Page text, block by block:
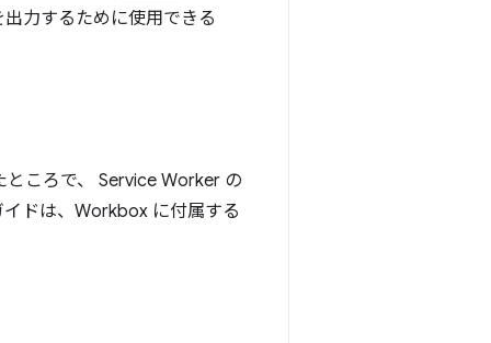
力するために使用できる
ころで、 Service Worker の
ドは、Workbox に付属する